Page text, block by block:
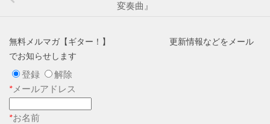
変奏曲』
無料メルマガ【ギター！】 更新情報などをメール
でお知らせします
登録
解除
*メールアドレス
*お名前